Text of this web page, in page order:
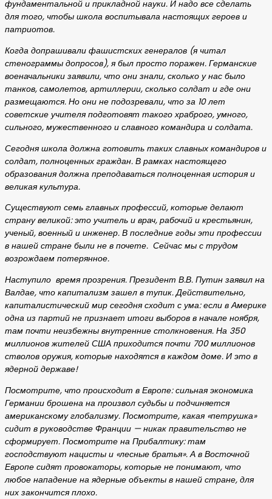
фундаментальной и прикладной науки. И надо все сделать
для того, чтобы школа воспитывала настоящих героев и
патриотов.
Когда допрашивали фашистских генералов (я читал
стенограммы допросов), я был просто поражен. Германские
военачальники заявили, что они знали, сколько у нас было
танков, самолетов, артиллерии, сколько солдат и где они
размещаются. Но они не подозревали, что за 10 лет
советские учителя подготовят такого храброго, умного,
сильного, мужественного и славного командира и солдата.
Сегодня школа должна готовить таких славных командиров и
солдат, полноценных граждан. В рамках настоящего
образования должна преподаваться полноценная история и
великая культура.
Существуют семь главных профессий, которые делают
страну великой: это учитель и врач, рабочий и крестьянин,
ученый, военный и инженер. В последние годы эти профессии
в нашей стране были не в почете. Сейчас мы с трудом
возрождаем потерянное.
Наступило время прозрения. Президент В.В. Путин заявил на
Валдае, что капитализм зашел в тупик. Действительно,
капиталистический мир сегодня сходит с ума: если в Америке
одна из партий не признает итоги выборов в начале ноября,
там почти неизбежны внутренние столкновения. На 350
миллионов жителей США приходится почти 700 миллионов
стволов оружия, которые находятся в каждом доме. И это в
ядерной державе!
Посмотрите, что происходит в Европе: сильная экономика
Германии брошена на произвол судьбы и подчиняется
американскому глобализму. Посмотрите, какая «петрушка»
сидит в руководстве Франции — никак правительство не
сформирует. Посмотрите на Прибалтику: там
господствуют нацисты и «лесные братья». А в Восточной
Европе сидят провокаторы, которые не понимают, что
любое нападение на ядерные объекты в нашей стране, для
них закончится плохо.